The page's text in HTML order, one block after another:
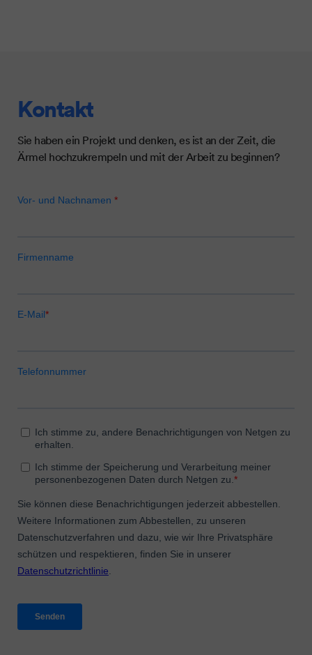
Kontakt
Sie haben ein Projekt und denken, es ist an der Zeit, die
Ärmel hochzukrempeln und mit der Arbeit zu beginnen?